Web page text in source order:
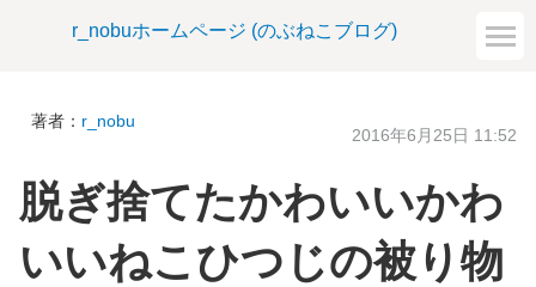
r_nobuホームページ (のぶねこブログ)
著者： r_nobu
2016年6月25日 11:52
脱ぎ捨てたかわいいかわ
いいねこひつじの被り物